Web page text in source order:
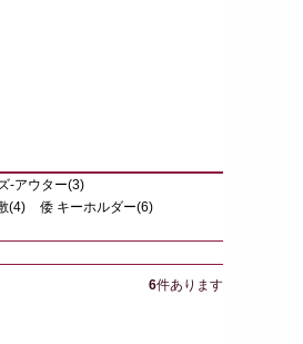
-アウター(3)
(4)
倭 キーホルダー(6)
6件あります